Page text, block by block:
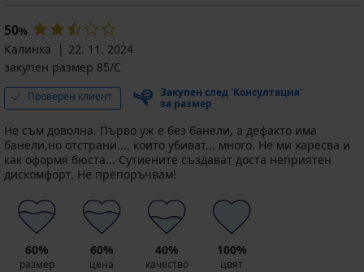
микро...
€
(48,88
лв.)
19,99
(39,10
лв.)
код
BRA20
(56,70
лв.)
23,19
€
(45,36
лв.)
BRA20
19,79
(38,71
лв.)
€
(64,52
лв.)
50%
Калинка
22. 11. 2024
закупен размер 85/C
Проверен клиент
Закупен след 'Консултация'
за размер
Не съм доволна. Първо уж е без банели, а дефакто има
банели,но отстрани.... които убиват... много. Не ми харесва и
как оформя бюста... Сутиените създават доста неприятен
дискомфорт. Не препоръчвам!
60%
размер
60%
цена
40%
качество
100%
цвят